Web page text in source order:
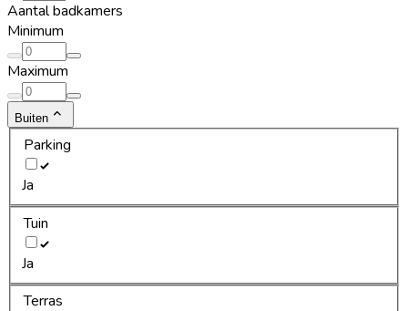
Aantal badkamers
Minimum
Maximum
Buiten
Parking
Ja
Tuin
Ja
Terras